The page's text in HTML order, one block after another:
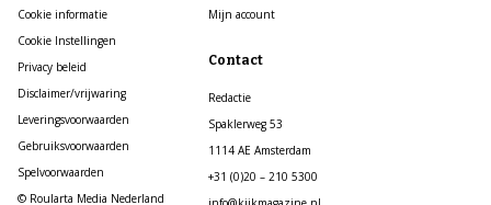
Cookie informatie
Cookie Instellingen
Privacy beleid
Disclaimer/vrijwaring
Leveringsvoorwaarden
Gebruiksvoorwaarden
Spelvoorwaarden
© Roularta Media Nederland
Mijn account
Contact
Redactie
Spaklerweg 53
1114 AE Amsterdam
+31 (0)20 – 210 5300